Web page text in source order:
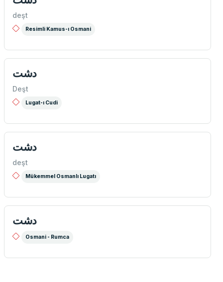
deşt
Resimli Kamus-ı Osmani
دشت
Deşt
Lugat-ı Cudi
دشت
deşt
Mükemmel Osmanlı Lugatı
دشت
Osmani - Rumca